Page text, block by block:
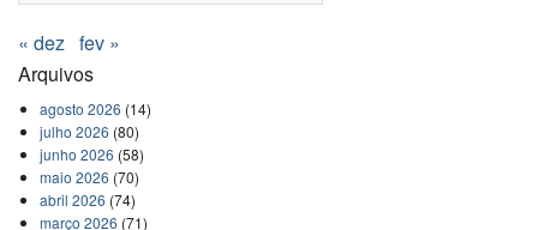
« dez fev »
Arquivos
agosto 2026 (14)
julho 2026 (80)
junho 2026 (58)
maio 2026 (70)
abril 2026 (74)
março 2026 (71)